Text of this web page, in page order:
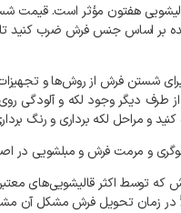
هفتون مؤثر است.قیمت
بر اساس جنس فرش ضرب کنید تا
شستن فرش از روش‌هاو
از طرف دیگر وجود لکه و آلودگی روی
کنیدو مراحل لکه برداری و رنگ
و مرمت فرش و مبلشویی در
که توسط اکثر قالیشویی‌های معتبر
در زمان تحویل فرش مشکل آن